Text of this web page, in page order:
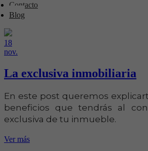
Contacto
Blog
18
nov.
La exclusiva inmobiliaria
En este post queremos
beneficios que tendrás al
exclusiva de tu inmueble.
Ver más